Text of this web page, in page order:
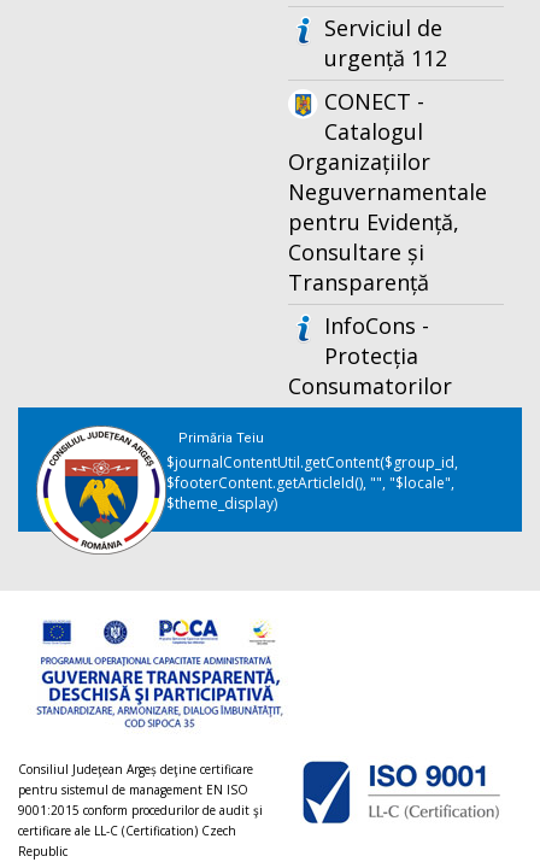
Serviciul de
urgență 112
CONECT -
Catalogul
Organizațiilor
Neguvernamentale
pentru Evidență,
Consultare și
Transparență
InfoCons -
Protecția
Consumatorilor
Primăria Teiu
$journalContentUtil.getContent($group_id,
$footerContent.getArticleId(), "", "$locale",
$theme_display)
Consiliul Judeţean Argeș deţine certificare
pentru sistemul de management EN ISO
9001:2015 conform procedurilor de audit şi
certificare ale LL-C (Certification) Czech
Republic